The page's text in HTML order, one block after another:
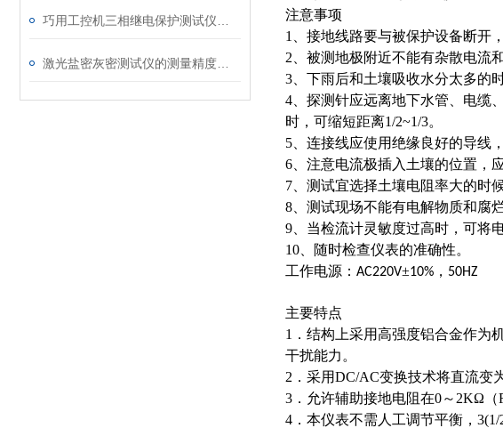
注意事项
1
、接地线路要与被保护设备断开
2 、被测地极附近不能有杂散电流
3 、下雨后和土壤吸收水分太多的
4 、探测针应远离地下水管、电缆
时，可缩短距离1/2~1/3。
5 、连接线应使用绝缘良好的导线
6 、注意电流极插入土壤的位置，
7 、测试宜选择土壤电阻率大的时
8 、测试现场不能有电解物质和腐
9 、当检流计灵敏度过高时，可将
10 、随时检查仪表的准确性。
工作电源： AC220V±10% ， 50HZ
主要特点
1 ．结构上采用高强度铝合金作
干扰能力。
2 ．采用DC/AC变换技术将直流变
3 ．允许辅助接地电阻在0～ 2KΩ （
4 ．本仪表不需人工调节平衡， 3(1/